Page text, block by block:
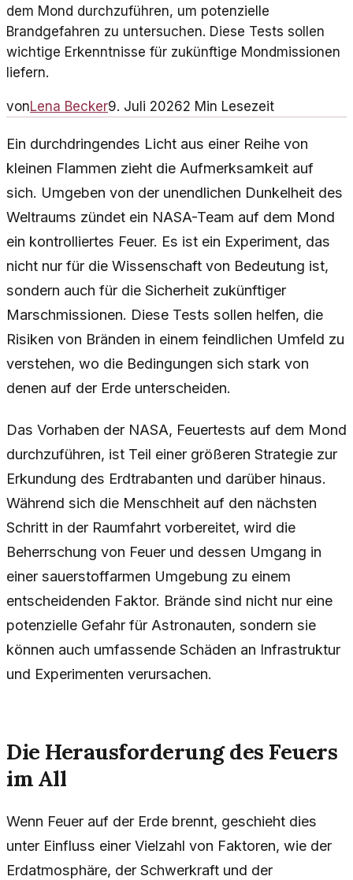
dem Mond durchzuführen, um potenzielle
Brandgefahren zu untersuchen. Diese Tests sollen
wichtige Erkenntnisse für zukünftige Mondmissionen
liefern.
vonLena Becker9. Juli 20262 Min Lesezeit
Ein durchdringendes Licht aus einer Reihe von
kleinen Flammen zieht die Aufmerksamkeit auf
sich. Umgeben von der unendlichen Dunkelheit des
Weltraums zündet ein NASA-Team auf dem Mond
ein kontrolliertes Feuer. Es ist ein Experiment, das
nicht nur für die Wissenschaft von Bedeutung ist,
sondern auch für die Sicherheit zukünftiger
Marschmissionen. Diese Tests sollen helfen, die
Risiken von Bränden in einem feindlichen Umfeld zu
verstehen, wo die Bedingungen sich stark von
denen auf der Erde unterscheiden.
Das Vorhaben der NASA, Feuertests auf dem Mond
durchzuführen, ist Teil einer größeren Strategie zur
Erkundung des Erdtrabanten und darüber hinaus.
Während sich die Menschheit auf den nächsten
Schritt in der Raumfahrt vorbereitet, wird die
Beherrschung von Feuer und dessen Umgang in
einer sauerstoffarmen Umgebung zu einem
entscheidenden Faktor. Brände sind nicht nur eine
potenzielle Gefahr für Astronauten, sondern sie
können auch umfassende Schäden an Infrastruktur
und Experimenten verursachen.
Die Herausforderung des Feuers
im All
Wenn Feuer auf der Erde brennt, geschieht dies
unter Einfluss einer Vielzahl von Faktoren, wie der
Erdatmosphäre, der Schwerkraft und der